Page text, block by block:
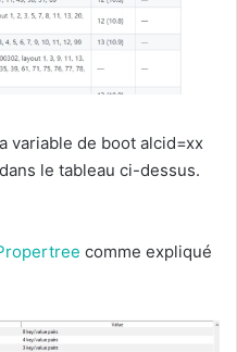
variable de boot alcid=xx
le tableau ci-dessus.
comme expliqué